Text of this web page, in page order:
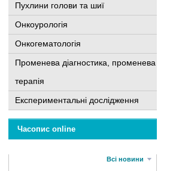
Пухлини голови та шиї
Онкоурологія
Онкогематологія
Променева діагностика, променева
терапія
Експериментальні дослідження
Часопис online
Всі новини